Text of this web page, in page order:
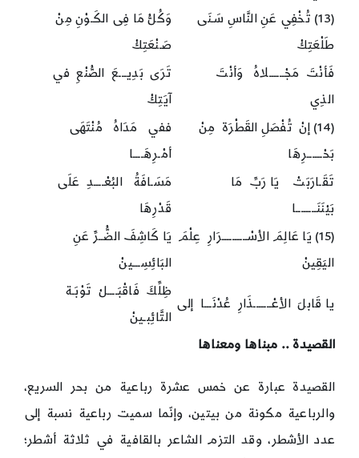
(13) تُخْفِي عَنِ النَّاسِ سَـنَى
طَلْعَتِكْ
وَكُلُّ مَا فِى الكَـوْنِ مِنْ
صَـنْعَتِكْ
فَأنْتَ مَجْــــــلاهُ وَأنْتَ
الذِي
تَرَى بَدِيـــعَ الصُّنْعِ في
آيَتِكْ
(14) إنْ تُفْصَلِ القَطْرَة مِنْ
بَحْــــــرِهَا
ففي مَدَاهُ مُنْتَهَى
أمْـرِهَــــا
تَقَـارَبَتْ يَا رَبِّ مَا
بَيْنَنَــــــــا
مَسَـافَةُ البُعْــــدِ عَلَى
قَدْرِهَا
(15) يَا عَالِمَ الأسْــــــــــرَارِ عِلْمَ
اليَقِينْ
يَا كَاشِفَ الضُّــرِّ عَنِ
البَائِسِـــينْ
يا قَابلَ الأعْـــــــذَارِ عُدْنَـــا إلى
ظِلِّكَ فَاقْبَــــلْ تَوْبَـة
التَّائِبـينْ
القصيدة .. مبناها ومعناها
القصيدة عبارة عن خمس عشرة رباعية من بحر السريع،
والرباعية مكونة من بيتين، وإنّما سميت رباعية نسبة إلى
عدد الأشطر، وقد التزم الشاعر بالقافية في ثلاثة أشطر؛